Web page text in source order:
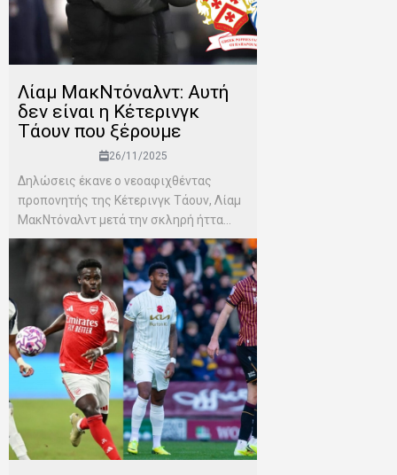
Λίαμ ΜακΝτόναλντ: Αυτή
δεν είναι η Κέτερινγκ
Τάουν που ξέρουμε
26/11/2025
Δηλώσεις έκανε ο νεοαφιχθέντας
προπονητής της Κέτερινγκ Τάουν, Λίαμ
ΜακΝτόναλντ μετά την σκληρή ήττα...